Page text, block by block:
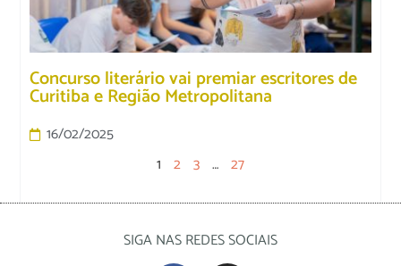
Concurso literário vai premiar escritores de
Curitiba e Região Metropolitana
16/02/2025
1 2 3 … 27
SIGA NAS REDES SOCIAIS